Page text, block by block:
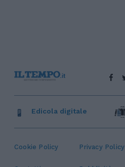
Cookie Policy Privacy Policy
Edicola digitale